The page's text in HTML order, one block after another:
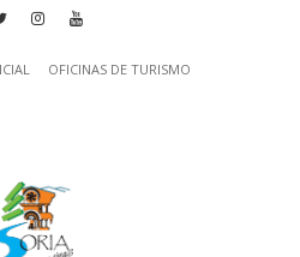
OFICINAS DE TURISMO